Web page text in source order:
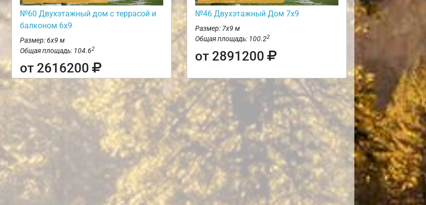
№60 Двухэтажный дом с террасой и
балконом 6х9
Размер: 6х9 м
Общая площадь: 104.62
от 2616200
№46 Двухэтажный Дом 7х9
Размер: 7х9 м
Общая площадь: 100.22
от 2891200